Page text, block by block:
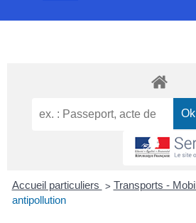
Accueil particuliers > Transports -
antipollution